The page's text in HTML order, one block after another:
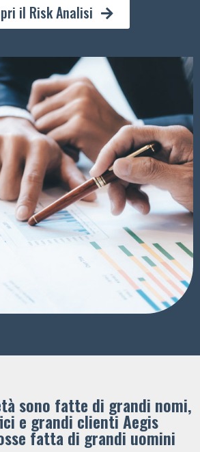
il Risk Analisi
sono fatte di grandi nomi,
e grandi clienti ​Aegis
fatta di grandi uomini